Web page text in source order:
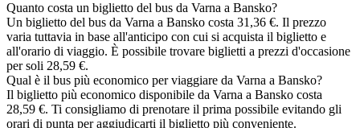
Quanto costa un biglietto del bus da Varna a Bansko?
Un biglietto del bus da Varna a Bansko costa 31,36 €. Il prezzo
varia tuttavia in base all'anticipo con cui si acquista il biglietto e
all'orario di viaggio. È possibile trovare biglietti a prezzi d'occasione
per soli 28,59 €.
Qual è il bus più economico per viaggiare da Varna a Bansko?
Il biglietto più economico disponibile da Varna a Bansko costa
28,59 €. Ti consigliamo di prenotare il prima possibile evitando gli
orari di punta per aggiudicarti il biglietto più conveniente.